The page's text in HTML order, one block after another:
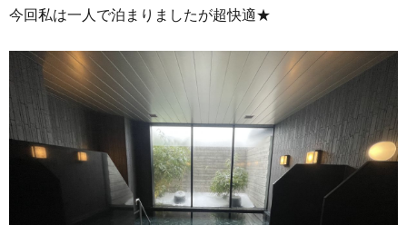
今回私は一人で泊まりましたが超快適★